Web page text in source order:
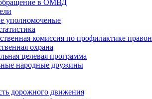
в ОМВД
уполномоченые
комиссия по профилактике
охрана
целевая программа
народные дружины
дорожного движения